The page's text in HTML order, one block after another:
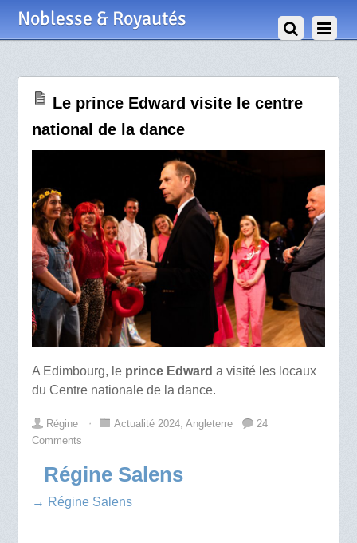
Noblesse & Royautés
Le prince Edward visite le centre
national de la dance
A Edimbourg, le prince Edward a visité les locaux
du Centre nationale de la dance.
Régine ⋅ Actualité 2024, Angleterre
24
Comments
Régine Salens
→ Régine Salens